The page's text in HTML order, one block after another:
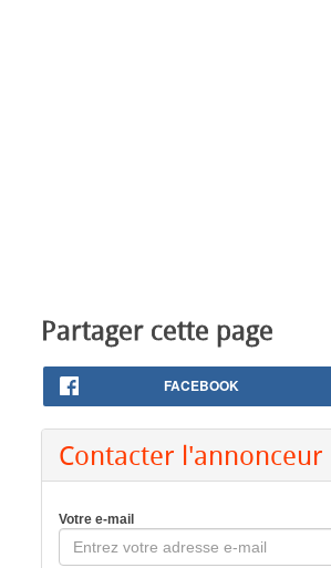
Partager cette page
FACEBOOK
Contacter l'annonceur
Votre e-mail